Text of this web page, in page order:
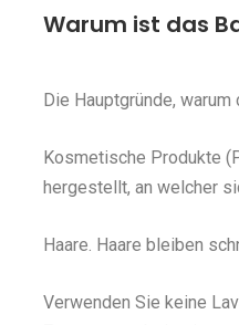
Warum ist das
Die Hauptgründe,
Kosmetische Produkte
hergestellt, an welcher
Haare. Haare bleiben
Verwenden Sie keine